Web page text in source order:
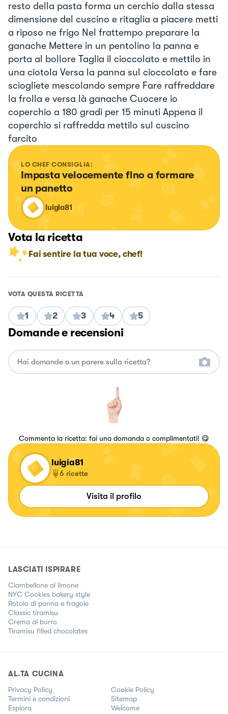
resto della pasta forma un cerchio dalla stessa
dimensione del cuscino e ritaglia a piacere metti
a riposo ne frigo Nel frattempo preparare la
ganache Mettere in un pentolino la panna e
porta al bollore Taglia il cioccolato e mettilo in
una ciotola Versa la panna sul cioccolato e fare
sciogliete mescolando sempre Fare raffreddare
la frolla e versa là ganache Cuocere io
coperchio a 180 gradi per 15 minuti Appena il
coperchio si raffredda mettilo sul cuscino
farcito
LO CHEF CONSIGLIA:
Impasta velocemente fino a formare
un panetto
luigia81
Vota la ricetta
Fai sentire la tua voce, chef!
VOTA QUESTA RICETTA
1 2 3 4 5
Domande e recensioni
Commenta la ricetta: fai una domanda o complimentati! 😋
luigia81
6 ricette
Visita il profilo
LASCIATI ISPIRARE
Ciambellone al limone
NYC Cookies bakery style
Rotolo di panna e fragole
Classic tiramisu
Crema al burro
Tiramisu filled chocolates
AL.TA CUCINA
Privacy Policy
Cookie Policy
Termini e condizioni
Sitemap
Esplora
Welcome